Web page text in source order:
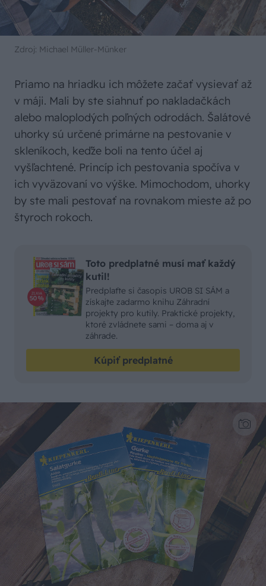
Zdroj: Michael Müller-Münker
Priamo na hriadku ich môžete začať vysievať až
v máji. Mali by ste siahnuť po nakladačkách
alebo maloplodých poľných odrodách. Šalátové
uhorky sú určené primárne na pestovanie v
skleníkoch, keďže boli na tento účel aj
vyšľachtené. Princíp ich pestovania spočíva v
ich vyväzovaní vo výške. Mimochodom, uhorky
by ste mali pestovať na rovnakom mieste až po
štyroch rokoch.
Toto predplatné musí mať každý
kutil!
Predplaťte si časopis UROB SI SÁM a
získajte zadarmo knihu Záhradní
projekty pro kutily. Praktické projekty,
ktoré zvládnete sami – doma aj v
záhrade.
Kúpiť predplatné